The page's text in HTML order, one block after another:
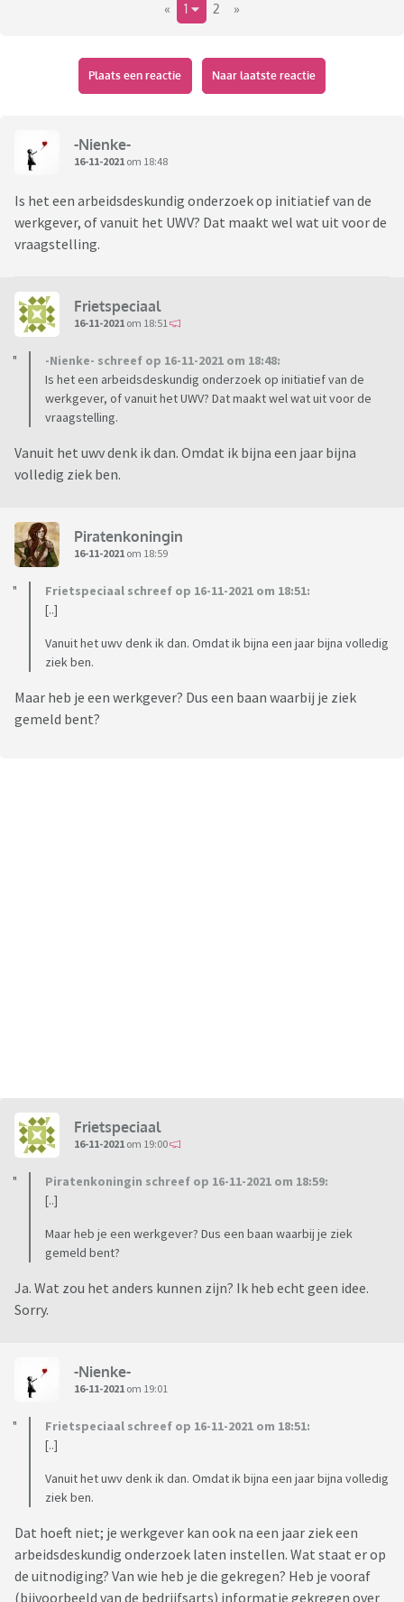
« 1 2 »
Plaats een reactie Naar laatste reactie
-Nienke-
16-11-2021 om 18:48
Is het een arbeidsdeskundig onderzoek op initiatief van de
werkgever, of vanuit het UWV? Dat maakt wel wat uit voor de
vraagstelling.
Frietspeciaal
16-11-2021 om 18:51
-Nienke- schreef op 16-11-2021 om 18:48:
Is het een arbeidsdeskundig onderzoek op initiatief van de
werkgever, of vanuit het UWV? Dat maakt wel wat uit voor de
vraagstelling.
Vanuit het uwv denk ik dan. Omdat ik bijna een jaar bijna
volledig ziek ben.
Piratenkoningin
16-11-2021 om 18:59
Frietspeciaal schreef op 16-11-2021 om 18:51:
[..]
Vanuit het uwv denk ik dan. Omdat ik bijna een jaar bijna volledig
ziek ben.
Maar heb je een werkgever? Dus een baan waarbij je ziek
gemeld bent?
Frietspeciaal
16-11-2021 om 19:00
Piratenkoningin schreef op 16-11-2021 om 18:59:
[..]
Maar heb je een werkgever? Dus een baan waarbij je ziek
gemeld bent?
Ja. Wat zou het anders kunnen zijn? Ik heb echt geen idee.
Sorry.
-Nienke-
16-11-2021 om 19:01
Frietspeciaal schreef op 16-11-2021 om 18:51:
[..]
Vanuit het uwv denk ik dan. Omdat ik bijna een jaar bijna volledig
ziek ben.
Dat hoeft niet; je werkgever kan ook na een jaar ziek een
arbeidsdeskundig onderzoek laten instellen. Wat staat er op
de uitnodiging? Van wie heb je die gekregen? Heb je vooraf
(bijvoorbeeld van de bedrijfsarts) informatie gekregen over